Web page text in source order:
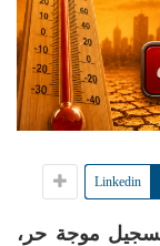
Linkedin
تسجيل موجة حر،